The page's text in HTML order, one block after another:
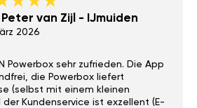
van Zijl - IJmuiden
2026
Powerbox sehr zufrieden. Die App
die Powerbox liefert
(selbst mit einem kleinen
Kundenservice ist exzellent (E-